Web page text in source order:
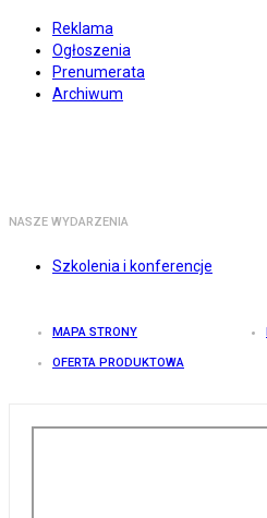
Reklama
Ogłoszenia
Prenumerata
Archiwum
NASZE WYDARZENIA
Szkolenia i konferencje
MAPA STRONY
OFERTA PRODUKTOWA